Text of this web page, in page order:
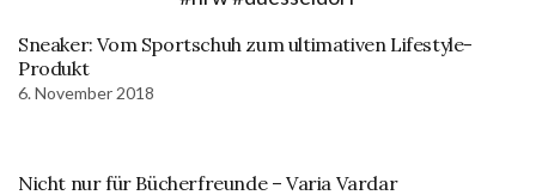
Sneaker: Vom Sportschuh zum ultimativen Lifestyle-
Produkt
6. November 2018
Nicht nur für Bücherfreunde – Varia Vardar